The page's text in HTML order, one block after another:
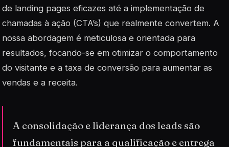
de landing pages eficazes até a implementação de
chamadas à ação (CTA’s) que realmente convertem. A
nossa abordagem é meticulosa e orientada para
resultados, focando-se em otimizar o comportamento
do visitante e a taxa de conversão para aumentar as
vendas e a receita.
A consolidação e liderança dos leads são
fundamentais para a qualificação e entrega